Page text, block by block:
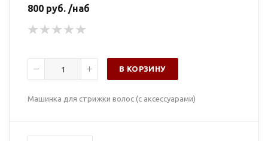
800 руб. /наб
В КОРЗИНУ
Машинка для стрижки волос (с аксессуарами)